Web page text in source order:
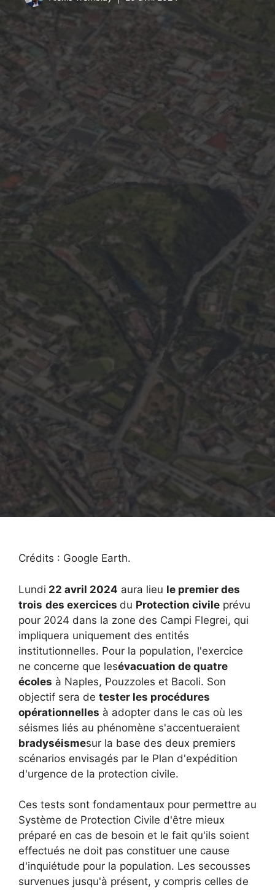
Crédits : Google Earth.
Lundi 22 avril 2024 aura lieu le premier des
trois des exercices du Protection civile prévu
pour 2024 dans la zone des Campi Flegrei, qui
impliquera uniquement des entités
institutionnelles. Pour la population, l'exercice
ne concerne que lesévacuation de quatre
écoles à Naples, Pouzzoles et Bacoli. Son
objectif sera de tester les procédures
opérationnelles à adopter dans le cas où les
séismes liés au phénomène s'accentueraient
bradyséismesur la base des deux premiers
scénarios envisagés par le Plan d'expédition
d'urgence de la protection civile.
Ces tests sont fondamentaux pour permettre au
Système de Protection Civile d'être mieux
préparé en cas de besoin et le fait qu'ils soient
effectués ne doit pas constituer une cause
d'inquiétude pour la population. Les secousses
survenues jusqu'à présent, y compris celles de